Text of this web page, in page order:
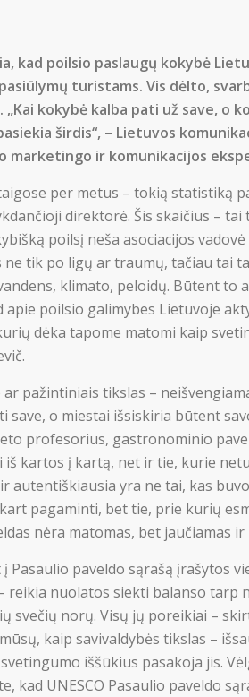
kad poilsio paslaugų kokybė
turistams. Vis dėlto,
kokybė kalba pati už save, o
širdis“, – Lietuvos
marketingo ir komunikacijos
per metus – tokią statistiką
direktorė. Šis skaičius –
poilsį neša asociacijos
tik po ligų ar traumų, tačiau tai
klimato, peloidų. Būtent to
apie poilsio galimybes Lietuvoje
dėka tapome matomi kaip
pažintiniais tikslas –
o miestai išsiskiria būtent
profesorius, gastronominio
iš kartos į kartą, net ir tie, kurie
autentiškiausia yra ne tai, kas
pagaminti, bet tie, prie kurių
nėra matomas, bet jaučiamas
Pasaulio paveldo sąrašą įrašytos
reikia nuolatos siekti balanso
svečių norų. Visų jų poreikiai –
kaip savivaldybės tikslas –
iššūkius pasakoja jis.
kad UNESCO Pasaulio paveldo